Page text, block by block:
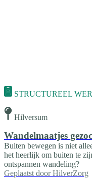
STRUCTUREEL
Hilversum
Wandelmaatjes
Buiten bewegen is niet
het heerlijk om buiten te
ontspannen wandeling?
Geplaatst door HilverZorg